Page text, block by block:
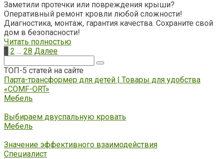
Заметили протечки или повреждения крыши?
Оперативный ремонт кровли любой сложности!
Диагностика, монтаж, гарантия качества. Сохраните свой
дом в безопасности!
Читать полностью
Пагинация
2 … 28 Далее
ТОП-5 статей на сайте
Парта-трансформер для детей | Товары для удобства
«COMF-ORT»
Мебель
Выбираем двуспальную кровать
Мебель
Значение эффективного взаимодействия
Специалист